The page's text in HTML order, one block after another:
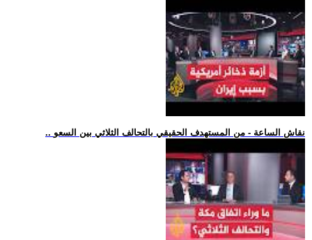
.. نقاش الساعة - من المستهدف الحقيقي بالتحالف الثلاثي بين السعو